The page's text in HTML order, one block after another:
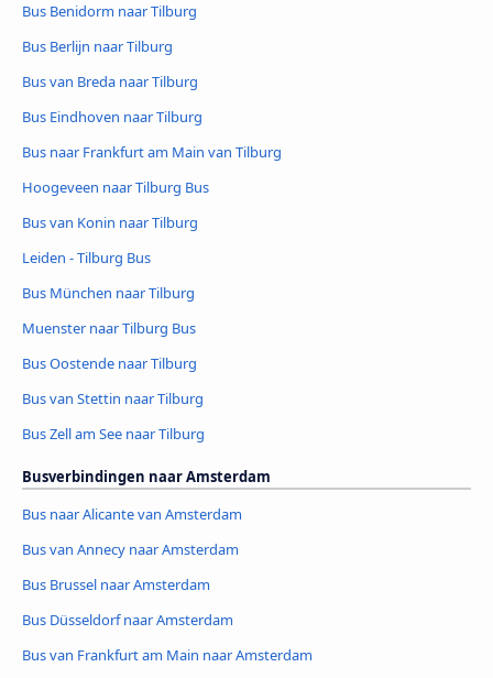
Bus Benidorm naar Tilburg
Bus Berlijn naar Tilburg
Bus van Breda naar Tilburg
Bus Eindhoven naar Tilburg
Bus naar Frankfurt am Main van Tilburg
Hoogeveen naar Tilburg Bus
Bus van Konin naar Tilburg
Leiden - Tilburg Bus
Bus München naar Tilburg
Muenster naar Tilburg Bus
Bus Oostende naar Tilburg
Bus van Stettin naar Tilburg
Bus Zell am See naar Tilburg
Busverbindingen naar Amsterdam
Bus naar Alicante van Amsterdam
Bus van Annecy naar Amsterdam
Bus Brussel naar Amsterdam
Bus Düsseldorf naar Amsterdam
Bus van Frankfurt am Main naar Amsterdam